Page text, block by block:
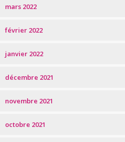
mars 2022
février 2022
janvier 2022
décembre 2021
novembre 2021
octobre 2021